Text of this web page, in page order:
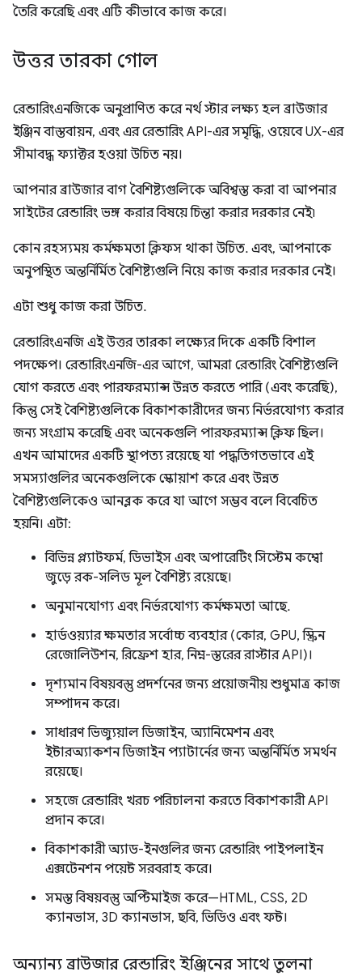
তৈরি করেছি এবং এটি কীভাবে কাজ করে।
উত্তর তারকা গোল
রেন্ডারিংএনজিকে অনুপ্রাণিত করে নর্থ স্টার লক্ষ্য হল ব্রাউজার
ইঞ্জিন বাস্তবায়ন, এবং এর রেন্ডারিং API-এর সমৃদ্ধি, ওয়েবে UX-এর
সীমাবদ্ধ ফ্যাক্টর হওয়া উচিত নয়।
আপনার ব্রাউজার বাগ বৈশিষ্ট্যগুলিকে অবিশ্বস্ত করা বা আপনার
সাইটের রেন্ডারিং ভঙ্গ করার বিষয়ে চিন্তা করার দরকার নেই৷
কোন রহস্যময় কর্মক্ষমতা ক্লিফস থাকা উচিত. এবং, আপনাকে
অনুপস্থিত অন্তর্নির্মিত বৈশিষ্ট্যগুলি নিয়ে কাজ করার দরকার নেই।
এটা শুধু কাজ করা উচিত.
রেন্ডারিংএনজি এই উত্তর তারকা লক্ষ্যের দিকে একটি বিশাল
পদক্ষেপ। রেন্ডারিংএনজি-এর আগে, আমরা রেন্ডারিং বৈশিষ্ট্যগুলি
যোগ করতে এবং পারফরম্যান্স উন্নত করতে পারি (এবং করেছি),
কিন্তু সেই বৈশিষ্ট্যগুলিকে বিকাশকারীদের জন্য নির্ভরযোগ্য করার
জন্য সংগ্রাম করেছি এবং অনেকগুলি পারফরম্যান্স ক্লিফ ছিল।
এখন আমাদের একটি স্থাপত্য রয়েছে যা পদ্ধতিগতভাবে এই
সমস্যাগুলির অনেকগুলিকে স্কোয়াশ করে এবং উন্নত
বৈশিষ্ট্যগুলিকেও আনব্লক করে যা আগে সম্ভব বলে বিবেচিত
হয়নি। এটা:
বিভিন্ন প্ল্যাটফর্ম, ডিভাইস এবং অপারেটিং সিস্টেম কম্বো
জুড়ে রক-সলিড মূল বৈশিষ্ট্য রয়েছে।
অনুমানযোগ্য এবং নির্ভরযোগ্য কর্মক্ষমতা আছে.
হার্ডওয়্যার ক্ষমতার সর্বোচ্চ ব্যবহার (কোর, GPU, স্ক্রিন
রেজোলিউশন, রিফ্রেশ হার, নিম্ন-স্তরের রাস্টার API)।
দৃশ্যমান বিষয়বস্তু প্রদর্শনের জন্য প্রয়োজনীয় শুধুমাত্র কাজ
সম্পাদন করে।
সাধারণ ভিজ্যুয়াল ডিজাইন, অ্যানিমেশন এবং
ইন্টারঅ্যাকশন ডিজাইন প্যাটার্নের জন্য অন্তর্নির্মিত সমর্থন
রয়েছে।
সহজে রেন্ডারিং খরচ পরিচালনা করতে বিকাশকারী API
প্রদান করে।
বিকাশকারী অ্যাড-ইনগুলির জন্য রেন্ডারিং পাইপলাইন
এক্সটেনশন পয়েন্ট সরবরাহ করে।
সমস্ত বিষয়বস্তু অপ্টিমাইজ করে—HTML, CSS, 2D
ক্যানভাস, 3D ক্যানভাস, ছবি, ভিডিও এবং ফন্ট।
অন্যান্য ব্রাউজার রেন্ডারিং ইঞ্জিনের সাথে তুলনা